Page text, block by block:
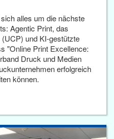
alles um die nächste
Agentic Print, das
und KI-gestützte
"Online Print Excellence:
Druck und Medien
erfolgreich
können.